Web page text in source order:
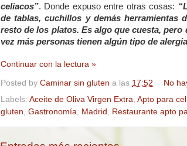
celiacos”. Donde expuso entre otras cosas:
de tablas, cuchillos y demás herramientas
resto de los platos. Es algo que cuesta,
vez más personas tienen algún tipo de
Continuar con la lectura »
Posted by Caminar sin gluten a las 17:52
No
Labels: Aceite de Oliva Virgen Extra Apto para
gluten Gastronomía Madrid Restaurante apto